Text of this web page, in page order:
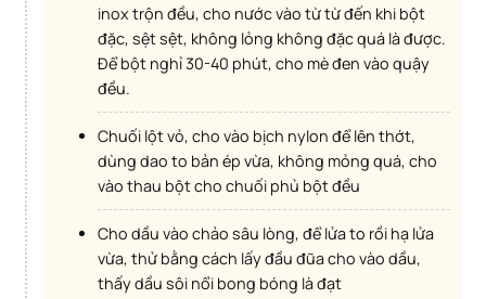
inox trộn đều, cho nước vào từ từ đến khi bột
đặc, sệt sệt, không lỏng không đặc quá là được.
Để bột nghỉ 30-40 phút, cho mè đen vào quậy
đều.
Chuối lột vỏ, cho vào bịch nylon để lên thớt,
dùng dao to bản ép vừa, không mỏng quá, cho
vào thau bột cho chuối phủ bột đều
Cho dầu vào chảo sâu lòng, để lửa to rồi hạ lửa
vừa, thử bằng cách lấy đầu đũa cho vào dầu,
thấy dầu sôi nổi bong bóng là đạt